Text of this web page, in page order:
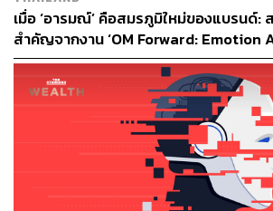
เพื่อทำกำไร การต่อสู้นี้ทวีความรุนแรงมา
เติบโตของการทำธุรกรรมที่ช้าลงนับตั้งแต่เ
ทำการอีกครั้งเมื่อปีที่แล้ว
“ต้นทุนของเงินทุนสูงขึ้นส่งผลกระทบโดยต
แข่งขัน” ตันระบุในบันทึก โดยเน้นย้ำด้วย
ธุรกิจและเทคโนโลยีเปลี่ยนแปลงไปอย่างร
เทคโนโลยี AI ได้พัฒนาไปอย่างรวดเร็วอย่
เมื่อ ‘อารมณ์’ คือสมรภูมิใหม่ของแบรนด์:
สำคัญจากงาน ‘OM Forward: Emotion
[PR NEWS]